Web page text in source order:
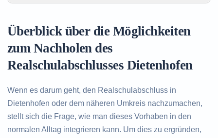
Alternativen zum nachträglichen Erwerb des
Realschulabschlusses in Dietenhofen
des Realschulabschlusses
Überblick über die Möglichkeiten
zum Nachholen des
Realschulabschlusses Dietenhofen
Wenn es darum geht, den Realschulabschluss in
Dietenhofen oder dem näheren Umkreis nachzumachen,
stellt sich die Frage, wie man dieses Vorhaben in den
normalen Alltag integrieren kann. Um dies zu ergründen,